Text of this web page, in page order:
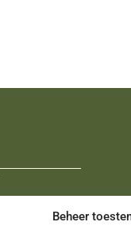
Beheer